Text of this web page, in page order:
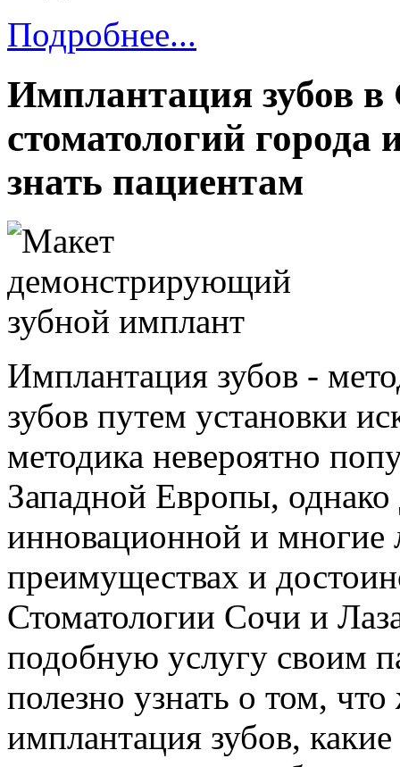
Подробнее...
Имплантация зубов в
стоматологий города
знать пациентам
Имплантация зубов -
зубов путем установки
методика невероятно
Западной Европы, однако
инновационной и многие
преимуществах и
Стоматологии Сочи и
подобную услугу своим
полезно узнать о том,
имплантация зубов,